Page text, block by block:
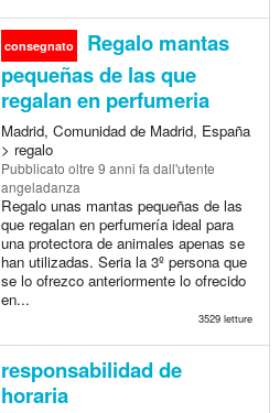
consegnato
Regalo mantas
pequeñas de las que
regalan en perfumeria
Madrid, Comunidad de Madrid, España
> regalo
Pubblicato oltre 9 anni fa dall'utente
angeladanza
Regalo unas mantas pequeñas de las
que regalan en perfumería ideal para
una protectora de animales apenas se
han utilizadas. Seria la 3º persona que
se lo ofrezco anteriormente lo ofrecido
en...
3529 letture
responsabilidad de
horaria